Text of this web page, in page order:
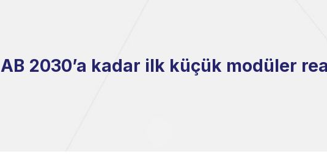
AB 2030’a kadar ilk küçük modüler